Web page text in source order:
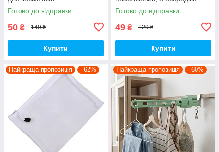
Готово до відправки
50 ₴ 149 ₴
Купити
Готово до відправки
49 ₴ 129 ₴
Купити
Найкраща пропозиція –62% Найкраща пропозиція –60%